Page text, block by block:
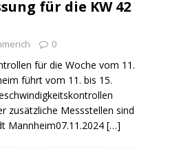
für die KW 42
0
für die Woche vom 11.
führt vom 11. bis 15.
zusätzliche Messstellen sind
Mannheim07.11.2024 […]